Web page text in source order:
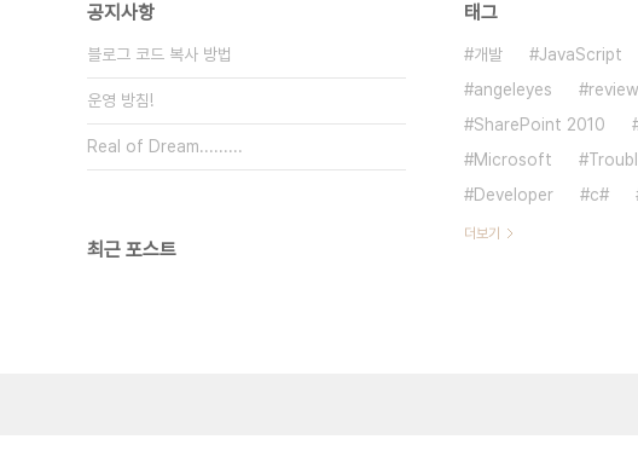
공지사항
블로그 코드 복사 방법
운영 방침!
Real of Dream.........
최근 포스트
태그
개발 JavaScript
angeleyes
review
SharePoint 2010
Microsoft
Developer
c#
더보기